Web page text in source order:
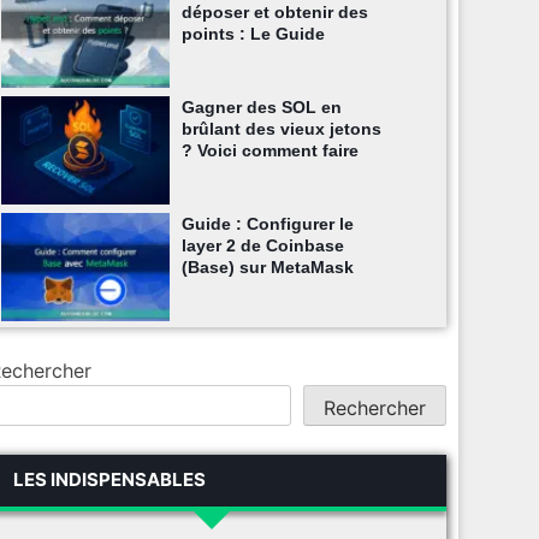
déposer et obtenir des
points : Le Guide
Gagner des SOL en
brûlant des vieux jetons
? Voici comment faire
Guide : Configurer le
layer 2 de Coinbase
(Base) sur MetaMask
Rechercher
LES INDISPENSABLES